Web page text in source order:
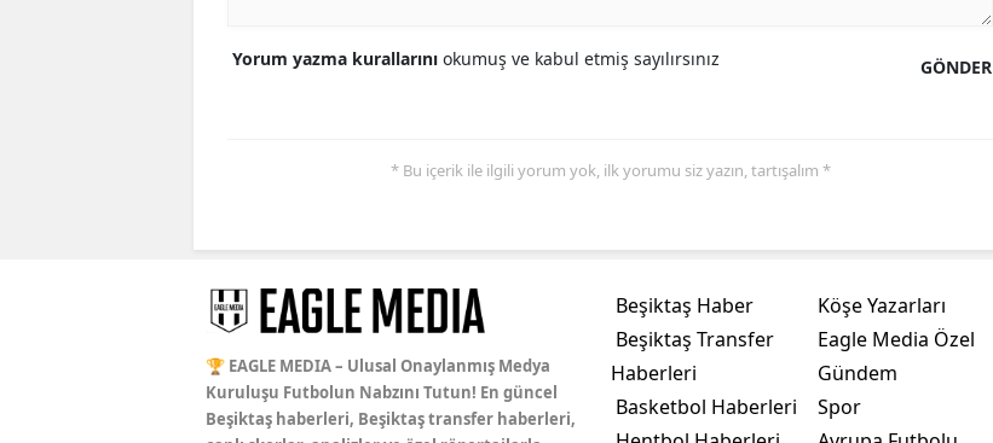
GÖNDER
Yorum yazma kurallarını okumuş ve kabul etmiş sayılırsınız
* Bu içerik ile ilgili yorum yok, ilk yorumu siz yazın, tartışalım *
🏆 EAGLE MEDIA – Ulusal Onaylanmış Medya
Kuruluşu Futbolun Nabzını Tutun! En güncel
Beşiktaş haberleri, Beşiktaş transfer haberleri,
Beşiktaş Haber
Beşiktaş Transfer
Haberleri
Basketbol Haberleri
Köşe Yazarları
Eagle Media Özel
Gündem
Spor